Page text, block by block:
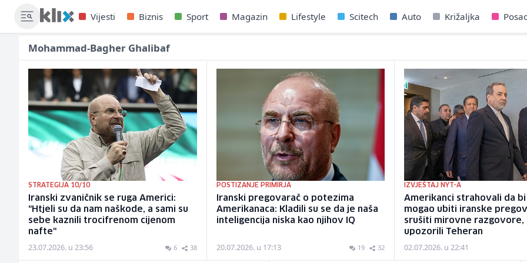
Vijesti Biznis Sport Magazin Lifestyle Scitech Auto Križaljka
Mohammad-Bagher Ghalibaf
STRATEGIJA 10/10
Iranski zvaničnik se ruga Americi:
"Htjeli su da nam naškode, a sami su
sebe kaznili trocifrenom cijenom
nafte"
23.07.2026. u 23:56 6 38
POSTIZANJE PRIMIRJA
Iranski pregovarač o potezima
Amerikanaca: Kladili su se da je naša
inteligencija niska kao njihov IQ
20.07.2026. u 17:13 19 32
IZVJEŠTAJ NYT-A
Amerikanci strahovali da
mogao ubiti iranske
srušiti mirovne razgovore,
upozorili Teheran
02.07.2026. u 22:41